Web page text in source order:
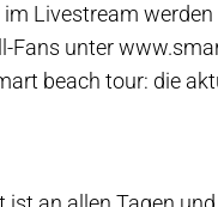
Livestream
Fans unter
beach tour: die